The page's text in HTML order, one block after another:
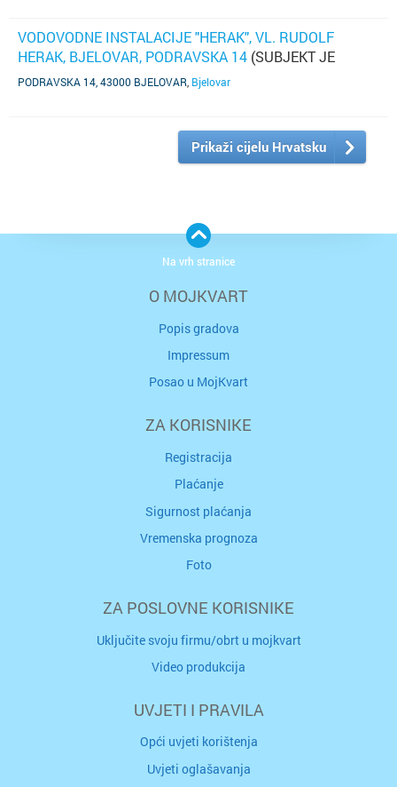
VODOVODNE INSTALACIJE "HERAK", VL. RUDOLF
HERAK, BJELOVAR, PODRAVSKA 14 (SUBJEKT JE
UGAŠEN)
PODRAVSKA 14, 43000 BJELOVAR Bjelovar
Prikaži cijelu Hrvatsku
O MOJKVART
Popis gradova
Impressum
Posao u MojKvart
ZA KORISNIKE
Registracija
Plaćanje
Sigurnost plaćanja
Vremenska prognoza
Foto
ZA POSLOVNE KORISNIKE
Uključite svoju firmu/obrt u mojkvart
Video produkcija
UVJETI I PRAVILA
Opći uvjeti korištenja
Uvjeti oglašavanja
Na vrh stranice